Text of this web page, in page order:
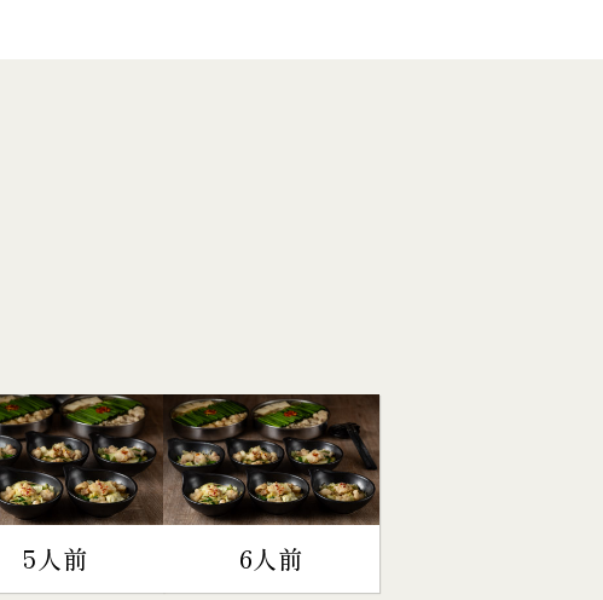
5人前 6人前